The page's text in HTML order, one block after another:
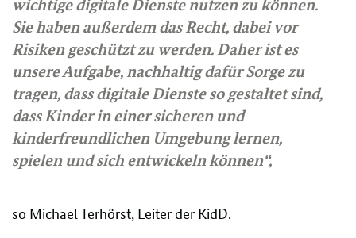
wichtige digitale Dienste nutzen zu können.
Sie haben außerdem das Recht, dabei vor
Risiken geschützt zu werden. Daher ist es
unsere Aufgabe, nachhaltig dafür Sorge zu
tragen, dass digitale Dienste so gestaltet sind,
dass Kinder in einer sicheren und
kinderfreundlichen Umgebung lernen,
spielen und sich entwickeln können“,
so Michael Terhörst, Leiter der KidD.